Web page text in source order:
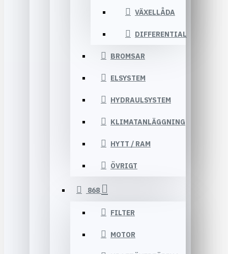
VÄXELLÅDA
DIFFERENTIAL
BROMSAR
ELSYSTEM
HYDRAULSYSTEM
KLIMATANLÄGGNING
HYTT / RAM
ÖVRIGT
868
FILTER
MOTOR